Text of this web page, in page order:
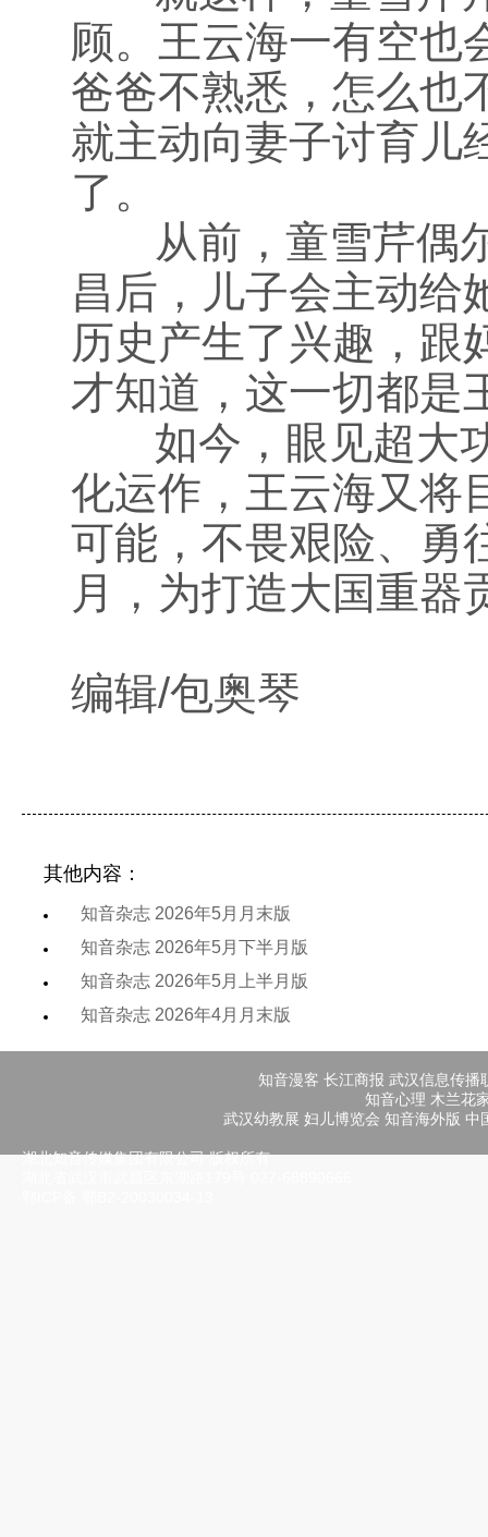
顾。王云海一有空也
爸爸不熟悉，怎么也
就主动向妻子讨育儿
了。
从前，童雪芹偶尔
昌后，儿子会主动给
历史产生了兴趣，跟
才知道，这一切都是
如今，眼见超大功
化运作，王云海又将
可能，不畏艰险、勇
月，为打造大国重器
编辑/包奥琴
其他内容：
知音杂志 2026年5月月末版
知音杂志 2026年5月下半月版
知音杂志 2026年5月上半月版
知音杂志 2026年4月月末版
知音漫客 长江商报 武汉信息传播
知音心理 木兰花
武汉幼教展 妇儿博览会 知音海外版 中
湖北知音传媒集团有限公司 版权所有